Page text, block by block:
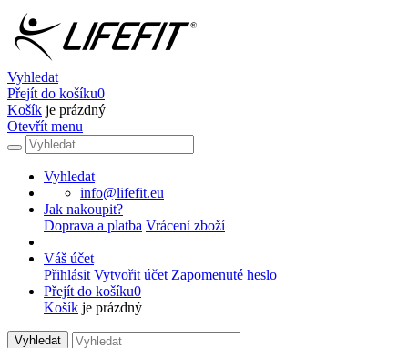
Vyhledat
Přejít do košíku0
Košík je prázdný
Otevřít menu
Vyhledat
info@lifefit.eu
Jak nakoupit?
Doprava a platba Vrácení zboží
Váš účet
Přihlásit Vytvořit účet Zapomenuté heslo
Přejít do košíku0
Košík je prázdný
Vyhledat